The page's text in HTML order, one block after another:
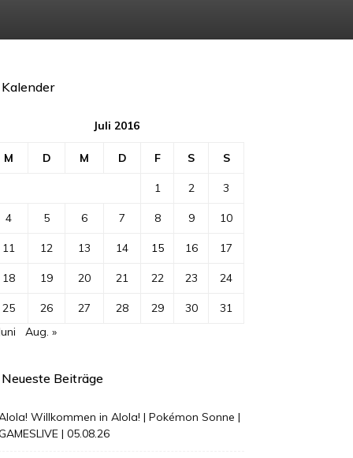
Kalender
Juli 2016
M D M D F S S
1 2 3
4 5 6 7 8 9 10
11 12 13 14 15 16 17
18 19 20 21 22 23 24
25 26 27 28 29 30
31
Aug. »
Neueste Beiträge
Willkommen in Alola! | Pokémon Sonne |
| 05.08.26